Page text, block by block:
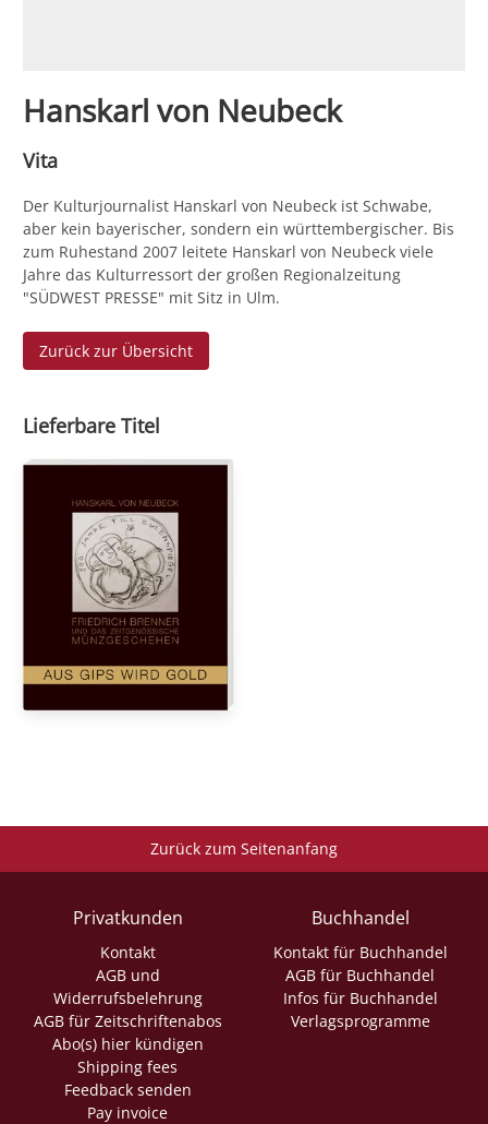
Hanskarl von Neubeck
Vita
Der Kulturjournalist Hanskarl von Neubeck ist Schwabe,
aber kein bayerischer, sondern ein württembergischer. Bis
zum Ruhestand 2007 leitete Hanskarl von Neubeck viele
Jahre das Kulturressort der großen Regionalzeitung
"SÜDWEST PRESSE" mit Sitz in Ulm.
Zurück zur Übersicht
Lieferbare Titel
Zurück zum Seitenanfang
Privatkunden
Kontakt
AGB und
Widerrufsbelehrung
AGB für Zeitschriftenabos
Abo(s) hier kündigen
Shipping fees
Feedback senden
Pay invoice
Buchhandel
Kontakt für Buchhandel
AGB für Buchhandel
Infos für Buchhandel
Verlagsprogramme